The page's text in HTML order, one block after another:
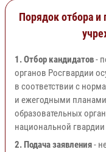
Порядок отбора и
1. Отбор кандидатов-
органов Росгвардии
в соответствии с
и ежегодными
образовательных
национальной
2. Подача заявления-